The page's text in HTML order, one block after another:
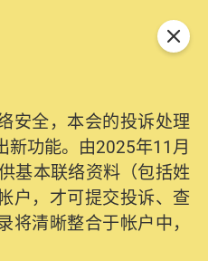
安全，本会的投诉处理
新功能。由2025年11月
基本联络资料（包括姓
户，才可提交投诉、查
将清晰整合于帐户中，
关闭